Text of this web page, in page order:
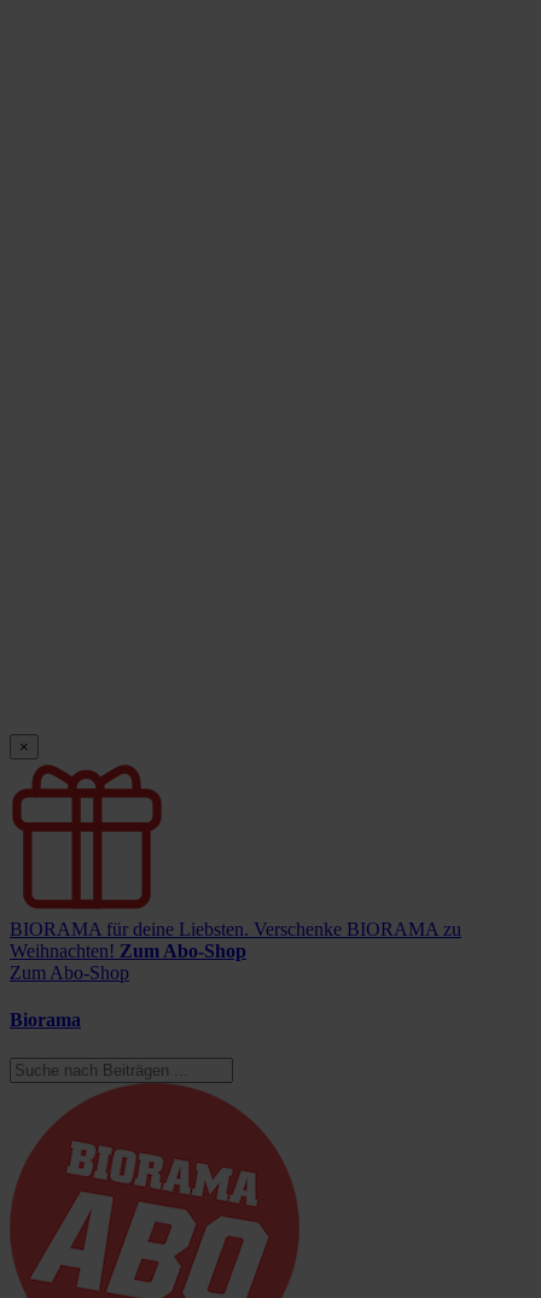
×
BIORAMA für deine Liebsten. Verschenke BIORAMA zu
Weihnachten! Zum Abo-Shop
Zum Abo-Shop
Biorama